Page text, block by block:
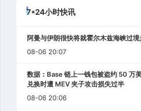
7*24小时快讯
阿曼与伊朗很快将就霍尔木兹海峡过
08-06 20:07
数据：Base 链上一钱包被盗约 50 万
兑换时遭 MEV 夹子攻击损失过半
08-06 20:06